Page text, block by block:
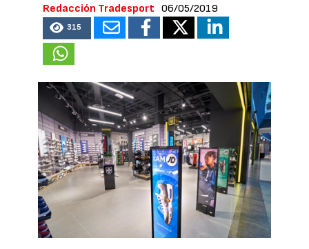
Redacción Tradesport 06/05/2019
315